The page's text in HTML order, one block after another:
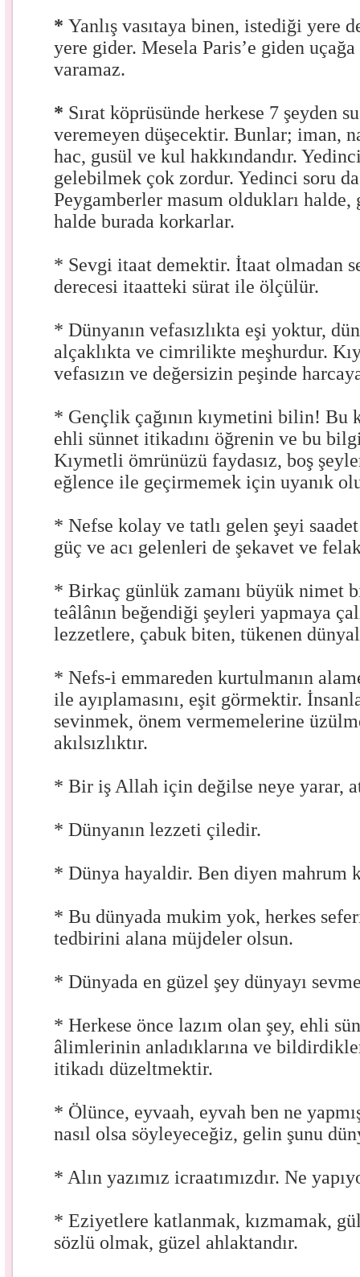
*Yanlış vasıtaya binen, istediği yere
yere gider. Mesela Paris’e giden
varamaz.
* Sırat köprüsünde herkese 7 şeyden
veremeyen düşecektir. Bunlar; iman,
hac, gusül ve kul hakkındandır.
gelebilmek çok zordur. Yedinci soru
Peygamberler masum oldukları halde,
halde burada korkarlar.
* Sevgi itaat demektir. İtaat olmadan
derecesi itaatteki sürat ile ölçülür.
* Dünyanın vefasızlıkta eşi yoktur,
alçaklıkta ve cimrilikte meşhurdur.
vefasızın ve değersizin peşinde
* Gençlik çağının kıymetini bilin! Bu
ehli sünnet itikadını öğrenin ve bu
Kıymetli ömrünüzü faydasız, boş
eğlence ile geçirmemek için uyanık
* Nefse kolay ve tatlı gelen şeyi
güç ve acı gelenleri de şekavet ve
* Birkaç günlük zamanı büyük nimet
teâlânın beğendiği şeyleri yapmaya
lezzetlere, çabuk biten, tükenen
* Nefs-i emmareden kurtulmanın
ile ayıplamasını, eşit görmektir.
sevinmek, önem vermemelerine
akılsızlıktır.
* Bir iş Allah için değilse neye yarar,
* Dünyanın lezzeti çiledir.
* Dünya hayaldir. Ben diyen mahrum
* Bu dünyada mukim yok, herkes
tedbirini alana müjdeler olsun.
* Dünyada en güzel şey dünyayı
* Herkese önce lazım olan şey, ehli
âlimlerinin anladıklarına ve
itikadı düzeltmektir.
* Ölünce, eyvaah, eyvah ben ne
nasıl olsa söyleyeceğiz, gelin şunu
* Alın yazımız icraatımızdır. Ne
* Eziyetlere katlanmak, kızmamak,
sözlü olmak, güzel ahlaktandır.